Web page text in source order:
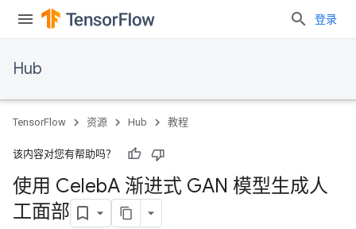
登录
Hub
TensorFlow 资源 Hub 教程
该内容对您有帮助吗？
使用 CelebA 渐进式 GAN 模型生成人
工面部